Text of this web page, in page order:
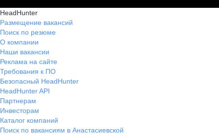
HeadHunter
Размещение вакансий
Поиск по резюме
О компании
Наши вакансии
Реклама на сайте
Требования к ПО
Безопасный HeadHunter
HeadHunter API
Партнерам
Инвесторам
Каталог компаний
Поиск по вакансиям в Анастасиевской